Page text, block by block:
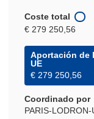
Coste total
€ 279 250,56
Aportación de
UE
€ 279 250,56
Coordinado por
PARIS-